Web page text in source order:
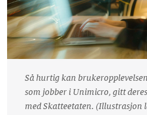
Så hurtig kan
som jobber i Unimicro, gitt
med Skatteetaten. (Illustrasjon